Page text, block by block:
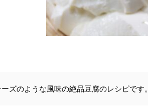
ズのような風味の絶品豆腐のレシピです。